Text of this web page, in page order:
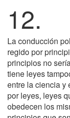
12.
La conducción
regido por
principios no
tiene leyes
entre la ciencia y
por leyes, leyes
obedecen los